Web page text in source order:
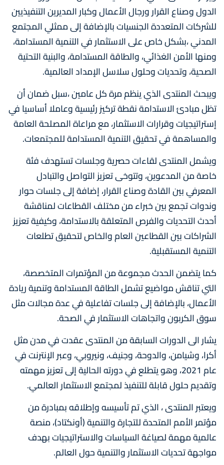
الدول وصناع القرار ورجال الأعمال وكبار المديرين التنفيذيين
للشركات المتعددة الجنسيات بالإضافة إلى ممثلي المجتمع
المدني ،بشكل خاص على الاستثمار في التنمية المستدامة،
ومنها الأمن الغذائي، والطاقة المستدامة، والبنية التحتية
الصحية، وتحديات وحلول سلاسل الإمداد العالمية.
ويبحث المنتدى الذي ينظم مرة كل عامين ،سبل ضمان أن
تظل مبادئ الاستدامة نقطة تركيز رئيسية وعاملا أساسيا في
إستراتيجيات وقرارات الاستثمار، مع مراعاة المصلحة العامة
والمساهمة في تحقيق التنمية المستدامة للمجتمعات.
ويشمل المنتدى لقاءات حصرية وجلسات تستهدف فئة
خاصة من المدعوين، وتتوخى تعزيز التواصل والتبادل
المعرفي بين القادة وصناع القرار، إضافة إلى جلسات حوار
وندوات تجمع بين خبراء من مختلف القطاعات لمناقشة
أحدث التحديات والفرص المتعلقة بالاستدامة، وكيفية تعزيز
الشراكات بين القطاعين العام والخاص لتحقيق تطلعات
التنمية المستقبلية.
كما يتضمن الحدث مجموعة من المؤتمرات المتخصصة،
التي تناقش مواضيع تشمل الطاقة المستدامة وتنمية ريادة
الأعمال، بالإضافة إلى جلسات تفاعلية في عدة مجالات مثل
سوق الكربون واتجاهات الاستثمار في الصحة.
يشار الى الدورات السابقة من المنتدى عقدت في مدن مثل
أكرا، وشيامن، والدوحة، وجنيف، ونيروبي، وعبر الإنترنت في
عام 2021، وهو يتطلع في دورته الحالية إلى تعزيز مهمته
وتقديم حلول قابلة للتنفيذ لمجتمع الاستثمار العالمي.
ويعتبر المنتدى ، الذي تم تأسيسه وإطلاقه بمبادرة من
مؤتمر الأمم المتحدة للتجارة والتنمية (أونكتاد)، منصة
عالمية مهمة لصياغة السياسات والاستراتيجيات بهدف
مواجهة تحديات الاستثمار والتنمية حول العالم.